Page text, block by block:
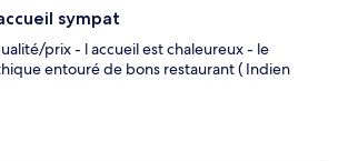
sympat
prix - l accueil est chaleureux - le
entouré de bons restaurant ( Indien